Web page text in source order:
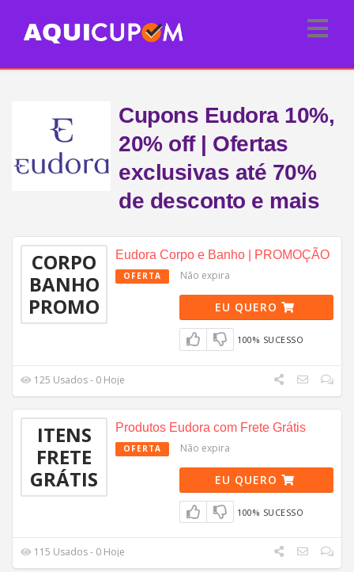
Cupons Eudora 10%,
20% off | Ofertas
exclusivas até 70%
de desconto e mais
CORPO
BANHO
PROMO
Eudora Corpo e Banho | PROMOÇÃO
OFERTA Não expira
EU QUERO
100% SUCESSO
125 Usados - 0 Hoje
ITENS
FRETE
GRÁTIS
Produtos Eudora com Frete Grátis
OFERTA Não expira
EU QUERO
100% SUCESSO
115 Usados - 0 Hoje